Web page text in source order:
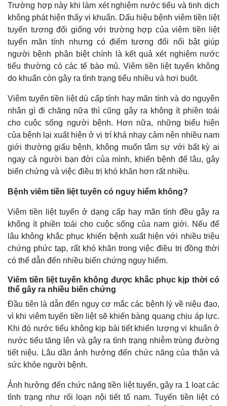
Kinh tế
Bất động sản
Khởi nghiệp
Thị trường
Giá vàng
Tiêu dùng
Tỷ giá
Chứng khoán
Giá cà phê
Trường hợp này khi làm xét nghiệm nước tiểu và tinh dịch
không phát hiện thấy vi khuẩn. Dấu hiệu bệnh viêm tiền liệt
tuyến tương đối giống với trường hợp của viêm tiền liệt
tuyến mãn tính nhưng có điểm tương đối nổi bật giúp
người bệnh phân biệt chính là kết quả xét nghiệm nước
tiểu thường có các tế bào mủ. Viêm tiền liệt tuyến không
do khuẩn còn gây ra tình trạng tiểu nhiều và hơi buốt.
Viêm tuyến tiền liệt dù cấp tính hay mãn tính và do nguyên
nhân gì đi chăng nữa thì cũng gây ra không ít phiền toái
cho cuộc sống người bệnh. Hơn nữa, những biểu hiện
của bệnh lại xuất hiện ở vị trí khá nhạy cảm nên nhiều nam
giới thường giấu bệnh, không muốn tâm sự với bất kỳ ai
ngay cả người bạn đời của mình, khiến bệnh để lâu, gây
biến chứng và việc điều trị khó khăn hơn rất nhiều.
Bệnh viêm tiền liệt tuyến có nguy hiểm không?
Viêm tiền liệt tuyến ở dạng cấp hay mãn tính đều gây ra
không ít phiền toái cho cuộc sống của nam giới. Nếu để
lâu không khắc phục khiến bệnh xuất hiện với nhiều triệu
chứng phức tạp, rất khó khăn trong việc điều trị đồng thời
có thể dẫn đến nhiều biến chứng nguy hiểm.
Viêm tiền liệt tuyến không được khắc phục kịp thời có
thể gây ra nhiều biến chứng
Đầu tiên là dẫn đến nguy cơ mắc các bệnh lý về niệu đạo,
vì khi viêm tuyến tiền liệt sẽ khiến bàng quang chịu áp lực.
Khi đó nước tiểu không kịp bài tiết khiến lượng vi khuẩn ở
nước tiểu tăng lên và gây ra tình trạng nhiễm trùng đường
tiết niệu. Lâu dần ảnh hưởng đến chức năng của thận và
sức khỏe người bệnh.
Ảnh hưởng đến chức năng tiền liệt tuyến, gây ra 1 loạt các
tình trạng như rối loạn nội tiết tố nam. Tuyến tiền liệt có